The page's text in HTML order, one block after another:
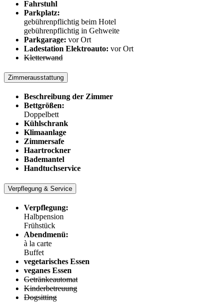
Fahrstuhl
Parkplatz:
gebührenpflichtig beim Hotel
gebührenpflichtig in Gehweite
Parkgarage: vor Ort
Ladestation Elektroauto: vor Ort
Kletterwand
Zimmerausstattung
Beschreibung der Zimmer
Bettgrößen:
Doppelbett
Kühlschrank
Klimaanlage
Zimmersafe
Haartrockner
Bademantel
Handtuchservice
Verpflegung & Service
Verpflegung:
Halbpension
Frühstück
Abendmenü:
à la carte
Buffet
vegetarisches Essen
veganes Essen
Getränkeautomat
Kinderbetreuung
Dogsitting